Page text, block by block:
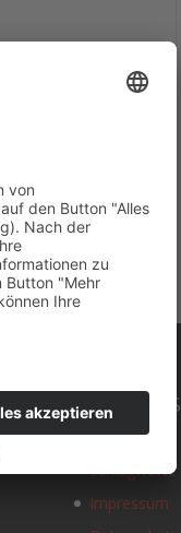
SONSTIGES
Kontakt
Schlagworte
Impressum